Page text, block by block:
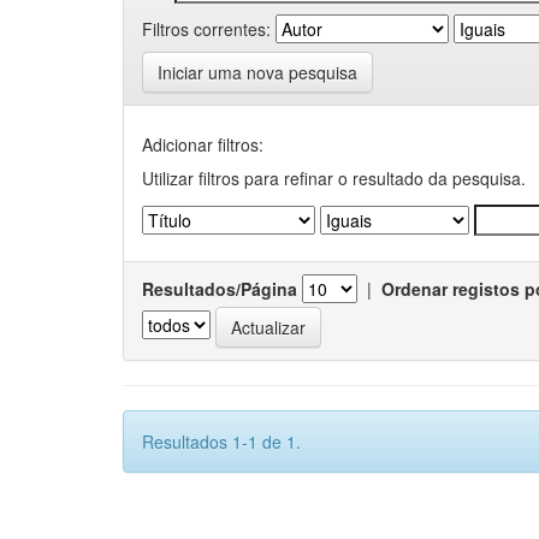
Filtros correntes:
Iniciar uma nova pesquisa
Adicionar filtros:
Utilizar filtros para refinar o resultado da pesquisa.
Resultados/Página | Ordenar registos
Resultados 1-1 de 1.